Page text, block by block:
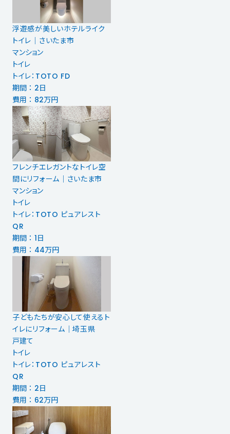
浮遊感が美しいホテルライク
トイレ｜さいたま市
マンション
トイレ
トイレ：TOTO FD
期間 ： 2日
費用 ： 82万円
フレンチエレガントなトイレ空
間にリフォーム｜さいたま市
マンション
トイレ
トイレ：TOTO ピュアレスト
QR
期間 ： 1日
費用 ： 44万円
子どもたちが安心して使えるト
イレにリフォーム｜埼玉県
戸建て
トイレ
トイレ：TOTO ピュアレスト
QR
期間 ： 2日
費用 ： 62万円